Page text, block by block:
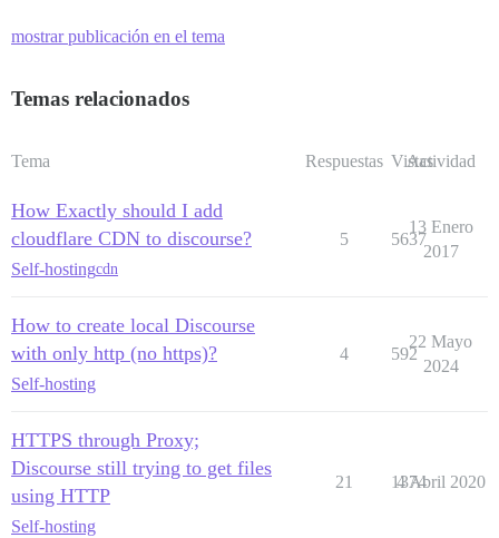
mostrar publicación en el tema
Temas relacionados
Tema Respuestas Vistas
Actividad
How Exactly should I add
cloudflare CDN to discourse?
Self-hostingcdn
5 5637
13 Enero
2017
How to create local Discourse
with only http (no https)?
Self-hosting
4 592
22 Mayo
2024
HTTPS through Proxy;
Discourse still trying to get files
using HTTP
Self-hosting
21 1374
4 Abril 2020